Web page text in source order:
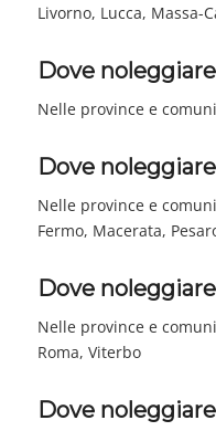
Livorno, Lucca, Massa-
Dove
Nelle province e
Dove
Nelle province e
Fermo, Macerata,
Dove
Nelle province e
Roma, Viterbo
Dove